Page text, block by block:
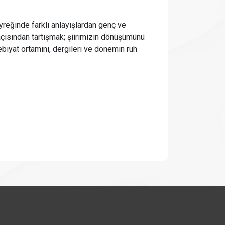
farklı anlayışlardan genç ve
tartışmak; şiirimizin dönüşümünü
ortamını, dergileri ve dönemin ruh